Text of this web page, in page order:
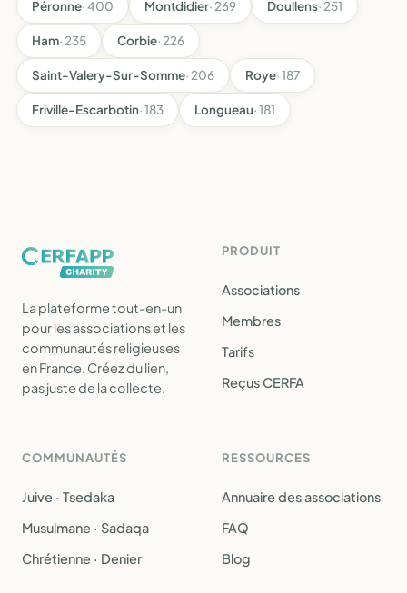
Péronne· 400 Montdidier· 269 Doullens· 251
Ham· 235 Corbie· 226
Saint-Valery-Sur-Somme· 206 Roye· 187
Friville-Escarbotin· 183 Longueau· 181
La plateforme tout-en-un
pour les associations et les
communautés religieuses
en France. Créez du lien,
pas juste de la collecte.
PRODUIT
Associations
Membres
Tarifs
Reçus CERFA
COMMUNAUTÉS
Juive · Tsedaka
Musulmane · Sadaqa
Chrétienne · Denier
RESSOURCES
Annuaire des associations
FAQ
Blog